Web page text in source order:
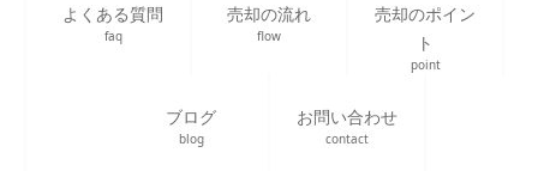
よくある質問
faq
売却の流れ
flow
売却のポイン
ト
point
ブログ
blog
お問い合わせ
contact